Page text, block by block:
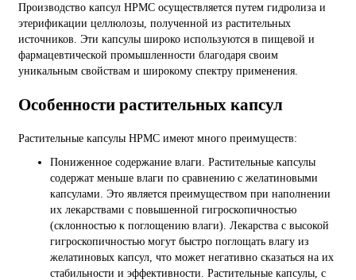
Производство капсул HPMC осуществляется путем гидролиза и
этерификации целлюлозы, полученной из растительных
источников. Эти капсулы широко используются в пищевой и
фармацевтической промышленности благодаря своим
уникальным свойствам и широкому спектру применения.
Особенности растительных капсул
Растительные капсулы HPMC имеют много преимуществ:
Пониженное содержание влаги. Растительные капсулы
содержат меньше влаги по сравнению с желатиновыми
капсулами. Это является преимуществом при наполнении
их лекарствами с повышенной гигроскопичностью
(склонностью к поглощению влаги). Лекарства с высокой
гигроскопичностью могут быстро поглощать влагу из
желатиновых капсул, что может негативно сказаться на их
стабильности и эффективности. Растительные капсулы, с